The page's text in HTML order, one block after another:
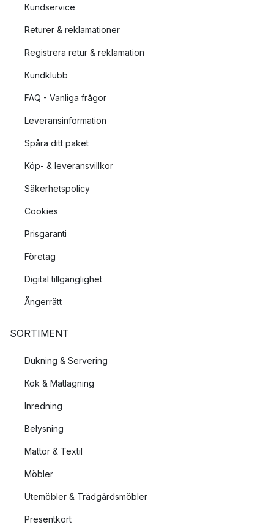
Kundservice
Returer & reklamationer
Registrera retur & reklamation
Kundklubb
FAQ - Vanliga frågor
Leveransinformation
Spåra ditt paket
Köp- & leveransvillkor
Säkerhetspolicy
Cookies
Prisgaranti
Företag
Digital tillgänglighet
Ångerrätt
SORTIMENT
Dukning & Servering
Kök & Matlagning
Inredning
Belysning
Mattor & Textil
Möbler
Utemöbler & Trädgårdsmöbler
Presentkort